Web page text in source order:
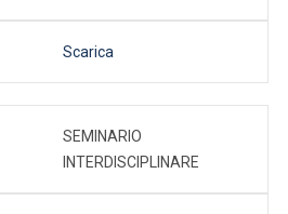
Scarica
SEMINARIO
INTERDISCIPLINARE